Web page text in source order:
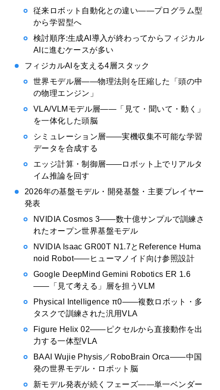
従来ロボット自動化との違い——プログラム型
から学習型へ
検討順序:生成AI導入が終わってからフィジカル
AIに進むケースが多い
フィジカルAIを支える4層スタック
世界モデル層——物理法則を圧縮した「頭の中
の物理エンジン」
VLA/VLMモデル層——「見て・聞いて・動く」
を一体化した頭脳
シミュレーション層——実機収集不可能な学習
データを合成する
エッジ計算・制御層——ロボット上でリアルタ
イム推論を回す
2026年の基盤モデル・開発基盤・主要プレイヤー
発表
NVIDIA Cosmos 3——数十億サンプルで訓練さ
れたオープン世界基盤モデル
NVIDIA Isaac GR00T N1.7とReference Huma
noid Robot——ヒューマノイド向け参照設計
Google DeepMind Gemini Robotics ER 1.6
——「見て考える」層を担うVLM
Physical Intelligence π0——複数ロボット・多
タスクで訓練された汎用VLA
Figure Helix 02——ピクセルから直接動作を出
力する一体型VLA
BAAI Wujie Physis／RoboBrain Orca——中国
発の世界モデル・ロボット脳
新モデル発表が続くフェーズ——単一ベンダー